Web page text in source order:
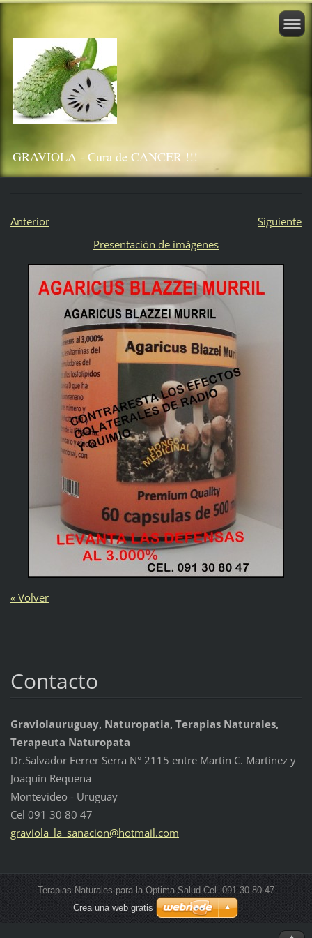
GRAVIOLA - Cura de CANCER !!!
Anterior
Siguiente
Presentación de imágenes
« Volver
Contacto
Graviolauruguay, Naturopatia, Terapias Naturales,
Terapeuta Naturopata
Dr.Salvador Ferrer Serra N° 2115 entre Martin C. Martínez y
Joaquín Requena
Montevideo - Uruguay
Cel 091 30 80 47
graviola _la_sanacion@hotmail.com
Terapias Naturales para la Optima Salud Cel. 091 30 80 47
Crea una web gratis